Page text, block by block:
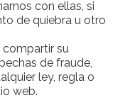
con ellas, si
de quiebra u otro
compartir su
de fraude,
ley, regla o
web.